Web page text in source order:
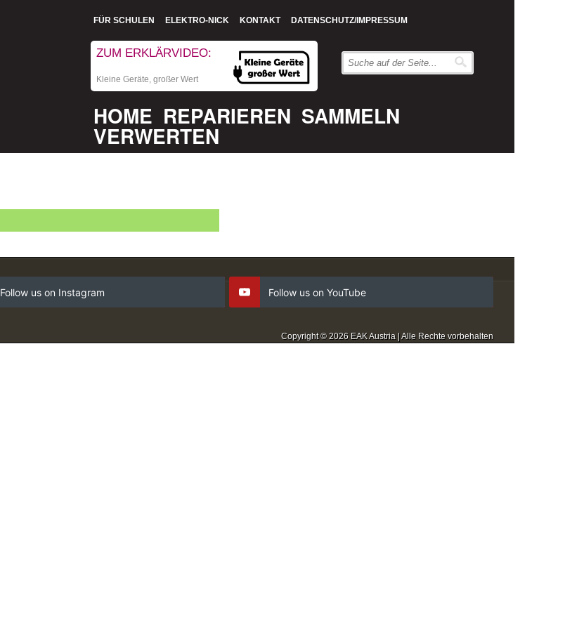
FÜR SCHULEN ELEKTRO-NICK KONTAKT DATENSCHUTZ/IMPRESSUM
ZUM ERKLÄRVIDEO:
Kleine Geräte, großer Wert
HOME REPARIEREN SAMMELN
VERWERTEN
Follow us on Instagram Follow us on YouTube
Copyright © 2026 EAK Austria | Alle Rechte vorbehalten